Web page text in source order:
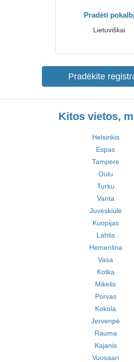
Pradėti pokalbį
Lietuviškai
Pradėkite
Kitos vietos,
Helsinkis
Espas
Tamperė
Oulu
Turku
Vanta
Juveskiulė
Kuopijas
Lahtis
Hemenlina
Vasa
Kotka
Mikelis
Porvas
Kokola
Jervenpė
Rauma
Kajanis
Vuosaari